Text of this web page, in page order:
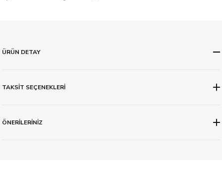
ÜRÜN DETAY
TAKSİT SEÇENEKLERİ
ÖNERİLERİNİZ